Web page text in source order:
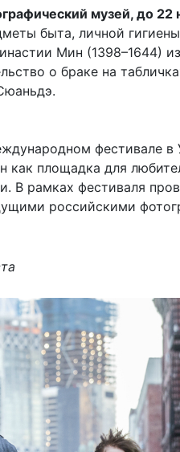
музей, до 22
быта, личной
Мин (1398–1644)
о браке на
фестивале в
площадка для
В рамках фестиваля
российскими